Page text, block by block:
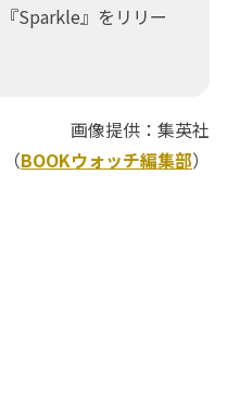
Sparkle』をリリー
画像提供：集英社
（BOOKウォッチ編集部）